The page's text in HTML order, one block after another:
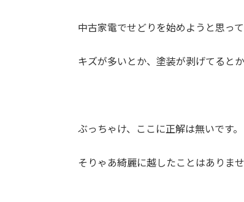
中古家電でせどりを始めようと思っ
キズが多いとか、塗装が剥げてると
ぶっちゃけ、ここに正解は無いです。
そりゃあ綺麗に越したことはありませ